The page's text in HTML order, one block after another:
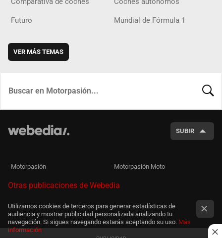
Futuro Mundial de Fórmula 1
VER MÁS TEMAS
SUBIR
Motorpasión Motorpasión Moto
Otras publicaciones de Webedia
Utilizamos cookies de terceros para generar estadísticas de
audiencia y mostrar publicidad personalizada analizando tu
navegación. Si sigues navegando estarás aceptando su uso. Más
información